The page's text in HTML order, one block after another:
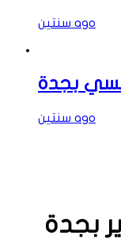
سنتين ago
بجدة
سنتين ago
بجدة